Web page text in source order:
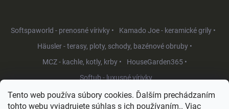
Tento web používa súbory cookies. Ďalším prechádzaním
tohto webu vyjadrujete súhlas s ich používaním.. Viac
Softspaworld - prenosné vírivky •
Kamado Joe - keramické grily •
Häusler - terasy, ploty, schody, bazénové obruby •
MCZ - kachle, kotly, krby •
HouseGarden365 •
Softub - luxusné vírivky